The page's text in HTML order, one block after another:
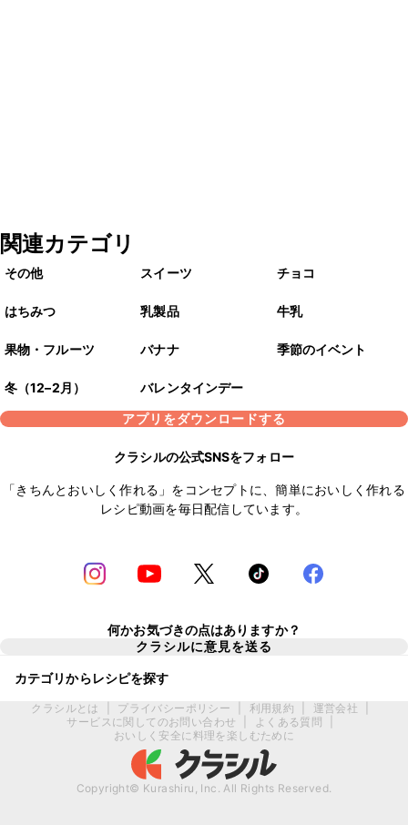
関連カテゴリ
その他 スイーツ チョコ
はちみつ 乳製品 牛乳
果物・フルーツ バナナ 季節のイベント
冬（12–2月）
バレンタインデー
アプリをダウンロードする
クラシルの公式SNSをフォロー
「きちんとおいしく作れる」をコンセプトに、簡単においしく作れる
レシピ動画を毎日配信しています。
何かお気づきの点はありますか？
クラシルに意見を送る
カテゴリからレシピを探す
クラシルとは プライバシーポリシー 利用規約 運営会社
サービスに関してのお問い合わせ
よくある質問
おいしく安全に料理を楽しむために
Copyright© Kurashiru, Inc. All Rights Reserved.